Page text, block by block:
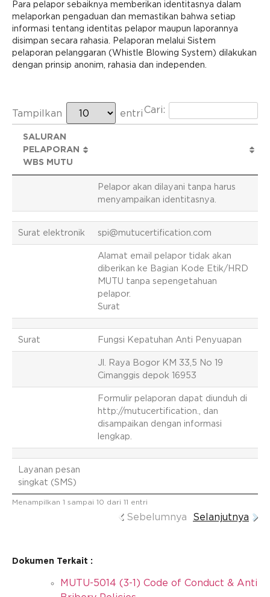
Para pelapor sebaiknya memberikan identitasnya dalam
melaporkan pengaduan dan memastikan bahwa setiap
informasi tentang identitas pelapor maupun laporannya
disimpan secara rahasia. Pelaporan melalui Sistem
pelaporan pelanggaran (Whistle Blowing System) dilakukan
dengan prinsip anonim, rahasia dan independen.
Tampilkan entriCari:
SALURAN
PELAPORAN
WBS MUTU
Pelapor akan dilayani tanpa harus
menyampaikan identitasnya.
Surat elektronik spi@mutucertification.com
Alamat email pelapor tidak akan
diberikan ke Bagian Kode Etik/HRD
MUTU tanpa sepengetahuan
pelapor.
Surat
Surat Fungsi Kepatuhan Anti Penyuapan
Jl. Raya Bogor KM 33,5 No 19
Cimanggis depok 16953
Formulir pelaporan dapat diunduh di
http://mutucertification., dan
disampaikan dengan informasi
lengkap.
Layanan pesan
singkat (SMS)
Menampilkan 1 sampai 10 dari 11 entri
Sebelumnya Selanjutnya
Dokumen Terkait :
MUTU-5014 (3-1) Code of Conduct & Anti